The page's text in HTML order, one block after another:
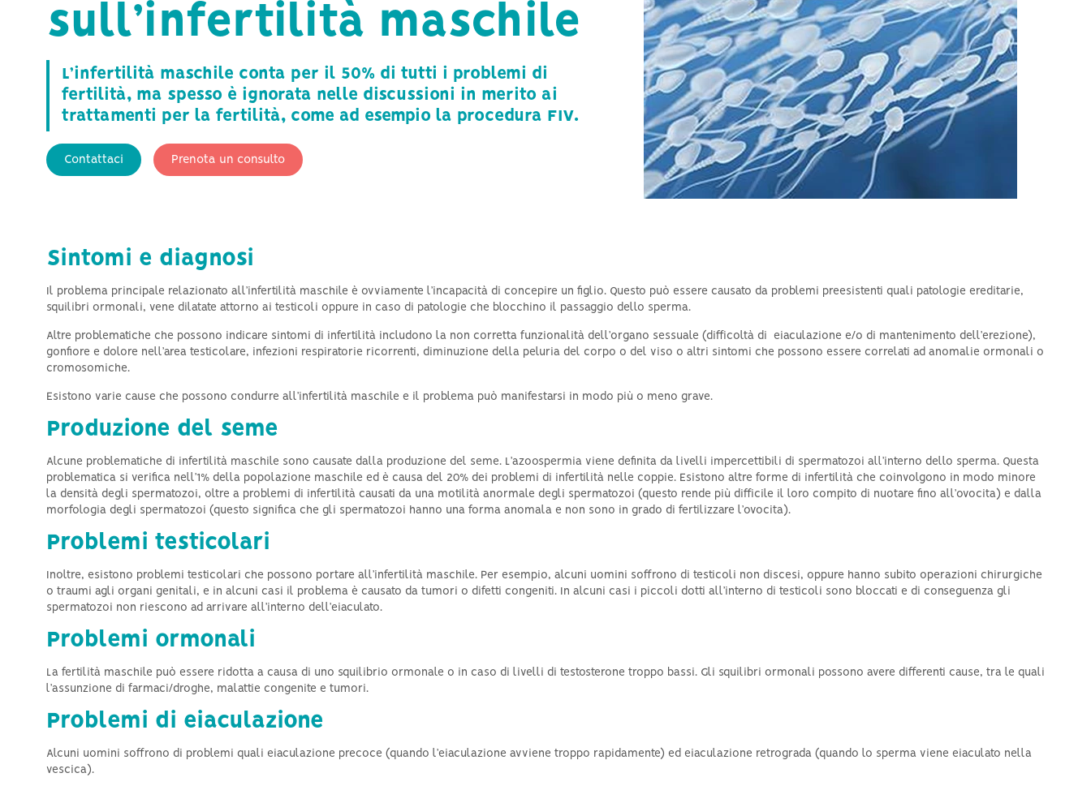
Infertilità negli uomini
Ipertiroidismo e fertilità
Azoospermia e informazioni
generali sull’infertilità maschile
sull’infertilità maschile
L’infertilità maschile conta per il 50% di tutti i problemi di
fertilità, ma spesso è ignorata nelle discussioni in merito ai
trattamenti per la fertilità, come ad esempio la procedura FIV.
Contattaci Prenota un consulto
Sintomi e diagnosi
Il problema principale relazionato all’infertilità maschile è ovviamente l’incapacità di concepire un figlio. Questo può essere causato da problemi preesistenti quali patologie ereditarie,
squilibri ormonali, vene dilatate attorno ai testicoli oppure in caso di patologie che blocchino il passaggio dello sperma.
Altre problematiche che possono indicare sintomi di infertilità includono la non corretta funzionalità dell’organo sessuale (difficoltà di eiaculazione e/o di mantenimento dell’erezione),
gonfiore e dolore nell’area testicolare, infezioni respiratorie ricorrenti, diminuzione della peluria del corpo o del viso o altri sintomi che possono essere correlati ad anomalie ormonali o
cromosomiche.
Esistono varie cause che possono condurre all’infertilità maschile e il problema può manifestarsi in modo più o meno grave.
Produzione del seme
Alcune problematiche di infertilità maschile sono causate dalla produzione del seme. L’azoospermia viene definita da livelli impercettibili di spermatozoi all’interno dello sperma. Questa
problematica si verifica nell’1% della popolazione maschile ed è causa del 20% dei problemi di infertilità nelle coppie. Esistono altre forme di infertilità che coinvolgono in modo minore
la densità degli spermatozoi, oltre a problemi di infertilità causati da una motilità anormale degli spermatozoi (questo rende più difficile il loro compito di nuotare fino all’ovocita) e dalla
morfologia degli spermatozoi (questo significa che gli spermatozoi hanno una forma anomala e non sono in grado di fertilizzare l’ovocita).
Problemi testicolari
Inoltre, esistono problemi testicolari che possono portare all’infertilità maschile. Per esempio, alcuni uomini soffrono di testicoli non discesi, oppure hanno subito operazioni chirurgiche
o traumi agli organi genitali, e in alcuni casi il problema è causato da tumori o difetti congeniti. In alcuni casi i piccoli dotti all’interno di testicoli sono bloccati e di conseguenza gli
spermatozoi non riescono ad arrivare all’interno dell’eiaculato.
Problemi ormonali
La fertilità maschile può essere ridotta a causa di uno squilibrio ormonale o in caso di livelli di testosterone troppo bassi. Gli squilibri ormonali possono avere differenti cause, tra le quali
l’assunzione di farmaci/droghe, malattie congenite e tumori.
Problemi di eiaculazione
Alcuni uomini soffrono di problemi quali eiaculazione precoce (quando l’eiaculazione avviene troppo rapidamente) ed eiaculazione retrograda (quando lo sperma viene eiaculato nella
vescica).